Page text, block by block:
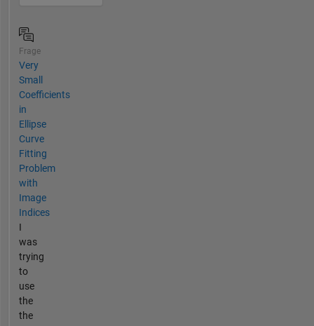
Frage
Very
Small
Coefficients
in
Ellipse
Curve
Fitting
Problem
with
Image
Indices
I
was
trying
to
use
the
the